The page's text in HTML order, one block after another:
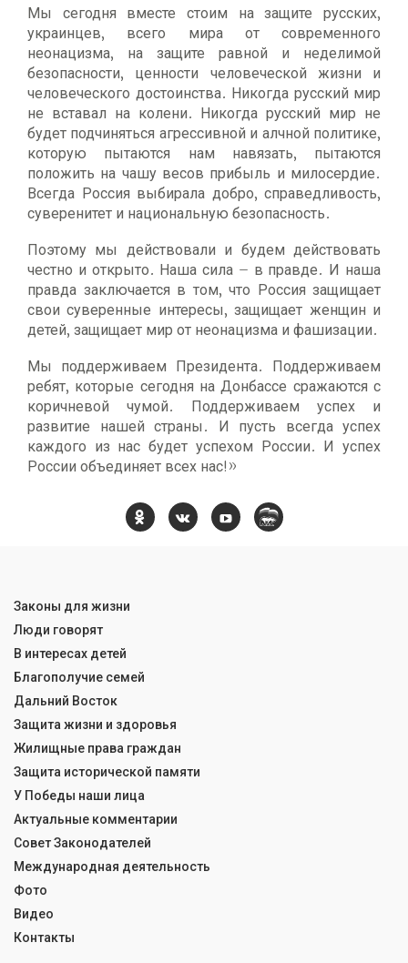
Мы сегодня вместе стоим на защите русских,
украинцев, всего мира от современного
неонацизма, на защите равной и неделимой
безопасности, ценности человеческой жизни и
человеческого достоинства. Никогда русский мир
не вставал на колени. Никогда русский мир не
будет подчиняться агрессивной и алчной политике,
которую пытаются нам навязать, пытаются
положить на чашу весов прибыль и милосердие.
Всегда Россия выбирала добро, справедливость,
суверенитет и национальную безопасность.
Поэтому мы действовали и будем действовать
честно и открыто. Наша сила – в правде. И наша
правда заключается в том, что Россия защищает
свои суверенные интересы, защищает женщин и
детей, защищает мир от неонацизма и фашизации.
Мы поддерживаем Президента. Поддерживаем
ребят, которые сегодня на Донбассе сражаются с
коричневой чумой. Поддерживаем успех и
развитие нашей страны. И пусть всегда успех
каждого из нас будет успехом России. И успех
России объединяет всех нас!»
Законы для жизни
Люди говорят
В интересах детей
Благополучие семей
Дальний Восток
Защита жизни и здоровья
Жилищные права граждан
Защита исторической памяти
У Победы наши лица
Актуальные комментарии
Совет Законодателей
Международная деятельность
Фото
Видео
Контакты